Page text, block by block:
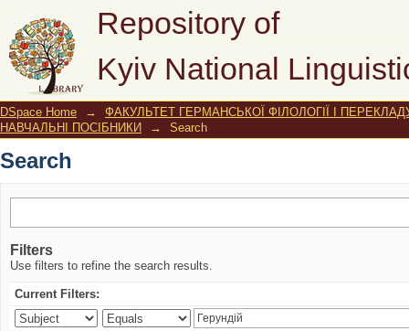
Repository of
Kyiv National
Search
DSpace Home →
ФАКУЛЬТЕТ ГЕРМАНСЬКОЇ ФІЛОЛОГІЇ І
НАВЧАЛЬНІ ПОСІБНИКИ
→ Search
Search
Filters
Use filters to refine the search results.
Current Filters: